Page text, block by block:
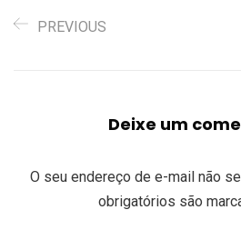
PREVIOUS
Deixe um
O seu endereço de e-mail não
obrigatórios são